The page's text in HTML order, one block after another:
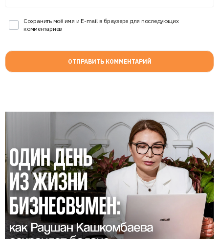
Сохранить моё имя и E-mail в браузере для последующих
комментариев